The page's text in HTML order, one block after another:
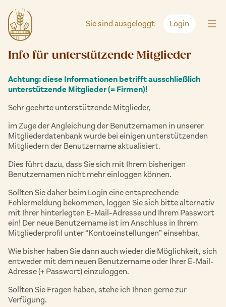
Zum
Inhalt
springen
Sie sind ausgeloggt Login
Info für unterstützende Mitglieder
Achtung: diese Informationen betrifft ausschließlich
unterstützende Mitglieder (= Firmen)!
Sehr geehrte unterstützende Mitglieder,
im Zuge der Angleichung der Benutzernamen in unserer
Mitgliederdatenbank wurde bei einigen unterstützenden
Mitgliedern der Benutzername aktualisiert.
Dies führt dazu, dass Sie sich mit Ihrem bisherigen
Benutzernamen nicht mehr einloggen können.
Sollten Sie daher beim Login eine entsprechende
Fehlermeldung bekommen, loggen Sie sich bitte alternativ
mit Ihrer hinterlegten E-Mail-Adresse und Ihrem Passwort
ein! Der neue Benutzername ist im Anschluss in Ihrem
Mitgliederprofil unter “Kontoeinstellungen” einsehbar.
Wie bisher haben Sie dann auch wieder die Möglichkeit, sich
entweder mit dem neuen Benutzername oder Ihrer E-Mail-
Adresse (+ Passwort) einzuloggen.
Sollten Sie Fragen haben, stehe ich Ihnen gerne zur
Verfügung.